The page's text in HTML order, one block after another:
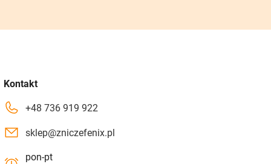
Kontakt
+48 736 919 922
sklep@zniczefenix.pl
pon-pt